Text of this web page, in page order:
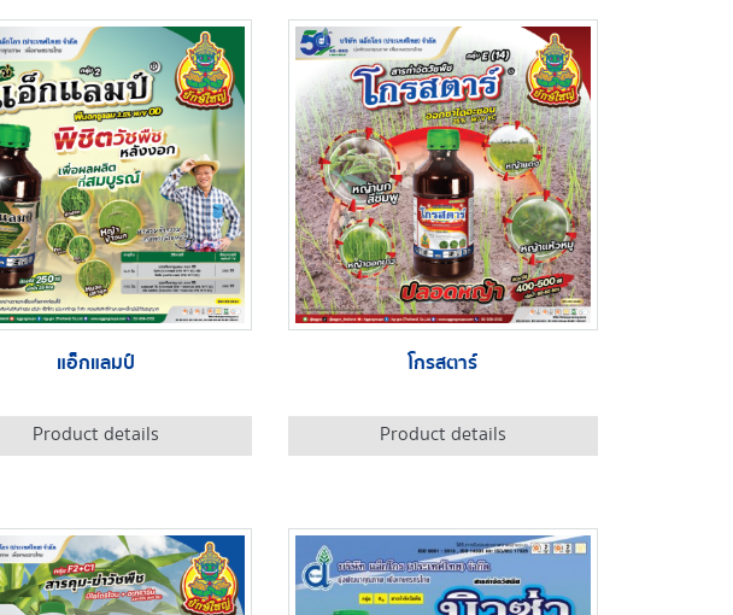
แอ็กแลมป์
Product details
โกรสตาร์
Product details